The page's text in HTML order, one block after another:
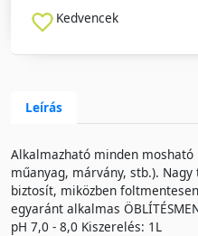
Kedvencek
Leírás
Alkalmazható minden
műanyag, márvány, stb.).
biztosít, miközben
egyaránt alkalmas
pH 7,0 - 8,0 Kiszerelés: 1L